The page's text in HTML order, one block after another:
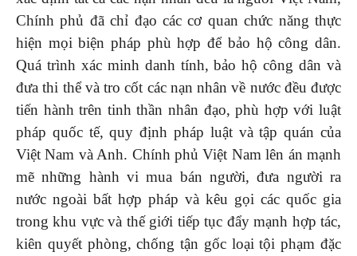
Chính phủ đã chỉ đạo các cơ quan chức năng thực
hiện mọi biện pháp phù hợp để bảo hộ công dân.
Quá trình xác minh danh tính, bảo hộ công dân và
đưa thi thể và tro cốt các nạn nhân về nước đều được
tiến hành trên tinh thần nhân đạo, phù hợp với luật
pháp quốc tế, quy định pháp luật và tập quán của
Việt Nam và Anh. Chính phủ Việt Nam lên án mạnh
mẽ những hành vi mua bán người, đưa người ra
nước ngoài bất hợp pháp và kêu gọi các quốc gia
trong khu vực và thế giới tiếp tục đẩy mạnh hợp tác,
kiên quyết phòng, chống tận gốc loại tội phạm đặc